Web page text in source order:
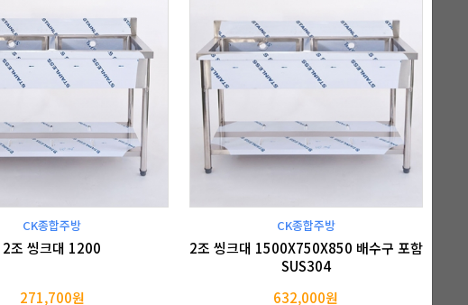
CK종합주방
2조 씽크대 1200
271,700원
CK종합주방
2조 씽크대 1500X750X850 배수구 포함
SUS304
632,000원